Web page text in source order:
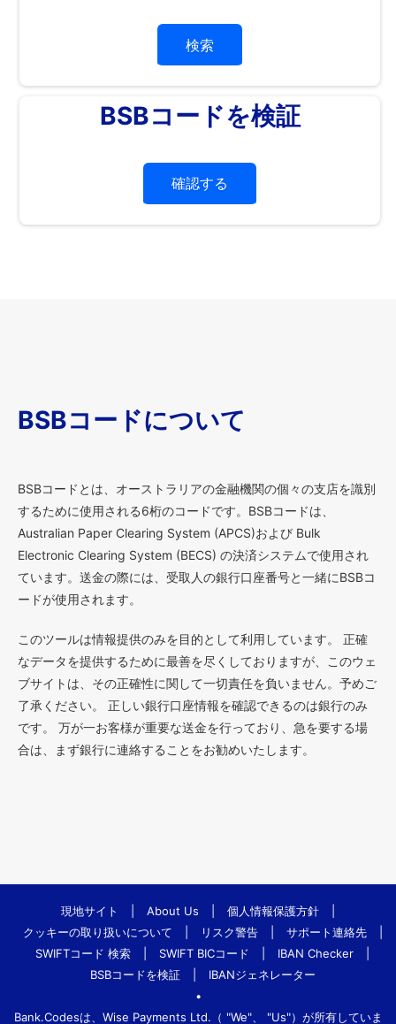
検索
BSBコードを検証
確認する
BSBコードについて
BSBコードとは、オーストラリアの金融機関の個々の支店を識別
するために使用される6桁のコードです。BSBコードは、
Australian Paper Clearing System (APCS)および Bulk
Electronic Clearing System (BECS) の決済システムで使用され
ています。送金の際には、受取人の銀行口座番号と一緒にBSBコ
ードが使用されます。
このツールは情報提供のみを目的として利用しています。 正確
なデータを提供するために最善を尽くしておりますが、このウェ
ブサイトは、その正確性に関して一切責任を負いません。予めご
了承ください。 正しい銀行口座情報を確認できるのは銀行のみ
です。 万が一お客様が重要な送金を行っており、急を要する場
合は、まず銀行に連絡することをお勧めいたします。
現地サイト About Us 個人情報保護方針
クッキーの取り扱いについて
リスク警告 サポート連絡先
SWIFTコード 検索
SWIFT BICコード IBAN Checker
BSBコードを検証
IBANジェネレーター
•
Bank.Codesは、Wise Payments Ltd.（ "We"、 "Us"）が所有していま